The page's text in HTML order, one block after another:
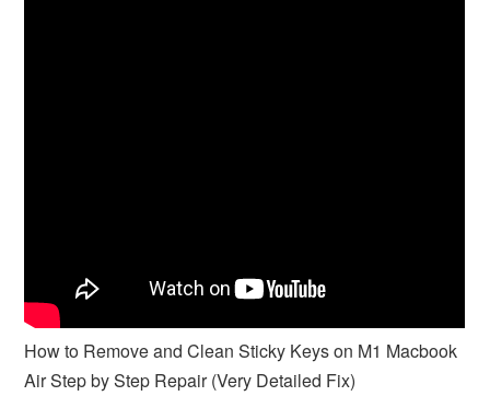
How to Remove and Clean Sticky Keys on M1 Macbook
Air Step by Step Repair (Very Detailed Fix)